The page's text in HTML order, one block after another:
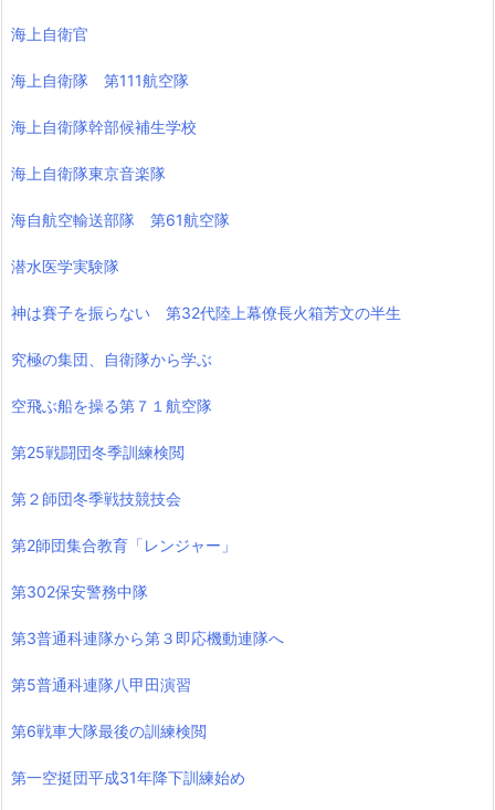
海上自衛官
海上自衛隊 第111航空隊
海上自衛隊幹部候補生学校
海上自衛隊東京音楽隊
海自航空輸送部隊 第61航空隊
潜水医学実験隊
神は賽子を振らない 第32代陸上幕僚長火箱芳文の半生
究極の集団、自衛隊から学ぶ
空飛ぶ船を操る第７１航空隊
第25戦闘団冬季訓練検閲
第２師団冬季戦技競技会
第2師団集合教育「レンジャー」
第302保安警務中隊
第3普通科連隊から第３即応機動連隊へ
第5普通科連隊八甲田演習
第6戦車大隊最後の訓練検閲
第一空挺団平成31年降下訓練始め